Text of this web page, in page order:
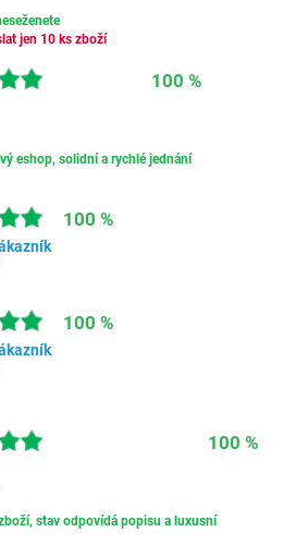
jen 10 ks zboží
100 %
eshop, solidní a rychlé jednání
100 %
100 %
100 %
stav odpovídá popisu a luxusní